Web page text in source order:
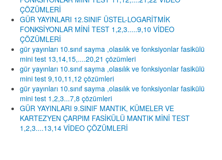
ÇÖZÜMLERİ
GÜR YAYINLARI 12.SINIF ÜSTEL-LOGARİTMİK
FONKSİYONLAR MİNİ TEST 1,2,3.....9,10 VİDEO
ÇÖZÜMLERİ
gür yayınları 10.sınıf sayma ,olasılık ve fonksiyonlar fasikülü
mini test 13,14,15,....20,21 çözümleri
gür yayınları 10.sınıf sayma ,olasılık ve fonksiyonlar fasikülü
mini test 9,10,11,12 çözümleri
gür yayınları 10.sınıf sayma ,olasılık ve fonksiyonlar fasikülü
mini test 1,2,3...7,8 çözümleri
GÜR YAYINLARI 9.SINIF MANTIK, KÜMELER VE
KARTEZYEN ÇARPIM FASİKÜLÜ MANTIK MİNİ TEST
1,2,3....13,14 VİDEO ÇÖZÜMLERİ